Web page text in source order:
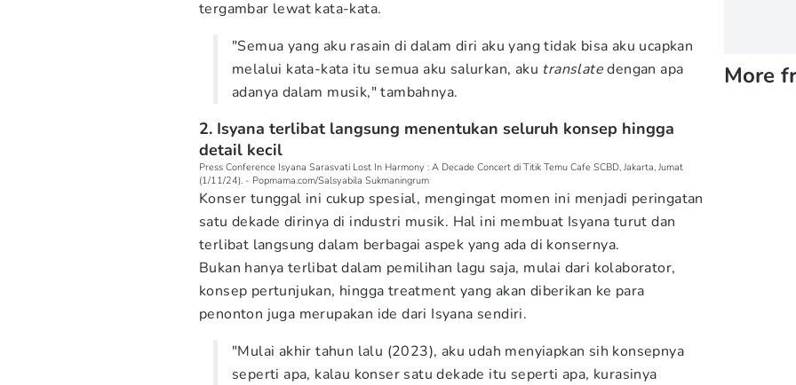
tergambar lewat kata-kata.
"Semua yang aku rasain di dalam diri aku yang tidak bisa aku ucapkan
melalui kata-kata itu semua aku salurkan, aku translatedengan apa
adanya dalam musik," tambahnya.
2. Isyana terlibat langsung menentukan seluruh konsep hingga
detail kecil
Press Conference Isyana Sarasvati Lost In Harmony : A Decade Concert di Titik Temu Cafe SCBD, Jakarta, Jumat
(1/11/24). - Popmama.com/Salsyabila Sukmaningrum
Konser tunggal ini cukup spesial, mengingat momen ini menjadi peringatan
satu dekade dirinya di industri musik. Hal ini membuat Isyana turut dan
terlibat langsung dalam berbagai aspek yang ada di konsernya.
Bukan hanya terlibat dalam pemilihan lagu saja, mulai dari kolaborator,
konsep pertunjukan, hingga treatment yang akan diberikan ke para
penonton juga merupakan ide dari Isyana sendiri.
"Mulai akhir tahun lalu (2023), aku udah menyiapkan sih konsepnya
seperti apa, kalau konser satu dekade itu seperti apa, kurasinya
More